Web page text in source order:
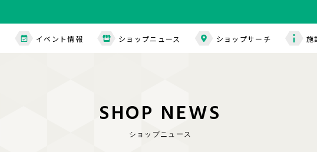
イベント情報 ショップニュース ショップサーチ 施
SHOP NEWS
ショップニュース